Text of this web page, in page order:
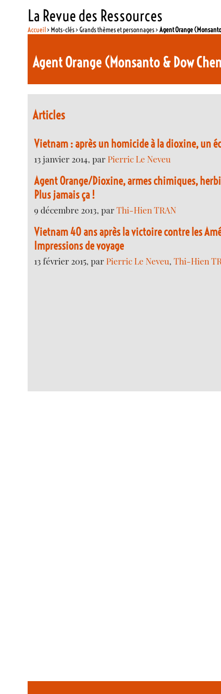
La Revue des Ressources
Accueil> Mots-clés > Grands thèmes et personnages >Agent Orange
Agent Orange (Monsanto & Dow
Articles
Vietnam : après un homicide à la dioxine, un
13 janvier 2014, par Pierric Le Neveu
Agent Orange/Dioxine, armes chimiques,
Plus jamais ça !
9 décembre 2013, parThi-Hien TRAN
Vietnam 40 ans après la victoire contre les
Impressions de voyage
13 février 2015, par Pierric Le Neveu,Thi-Hien